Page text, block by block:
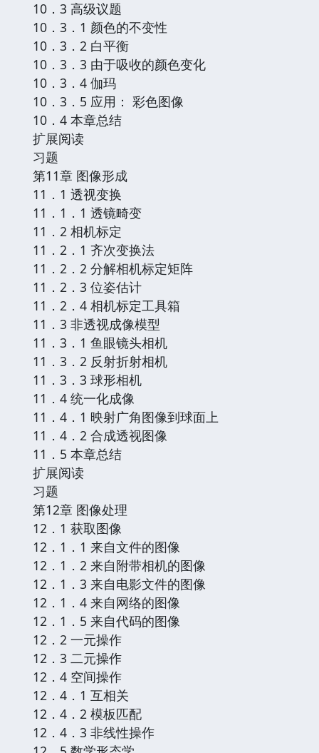
10．3 高级议题
10．3．1 颜色的不变性
10．3．2 白平衡
10．3．3 由于吸收的颜色变化
10．3．4 伽玛
10．3．5 应用： 彩色图像
10．4 本章总结
扩展阅读
习题
第11章 图像形成
11．1 透视变换
11．1．1 透镜畸变
11．2 相机标定
11．2．1 齐次变换法
11．2．2 分解相机标定矩阵
11．2．3 位姿估计
11．2．4 相机标定工具箱
11．3 非透视成像模型
11．3．1 鱼眼镜头相机
11．3．2 反射折射相机
11．3．3 球形相机
11．4 统一化成像
11．4．1 映射广角图像到球面上
11．4．2 合成透视图像
11．5 本章总结
扩展阅读
习题
第12章 图像处理
12．1 获取图像
12．1．1 来自文件的图像
12．1．2 来自附带相机的图像
12．1．3 来自电影文件的图像
12．1．4 来自网络的图像
12．1．5 来自代码的图像
12．2 一元操作
12．3 二元操作
12．4 空间操作
12．4．1 互相关
12．4．2 模板匹配
12．4．3 非线性操作